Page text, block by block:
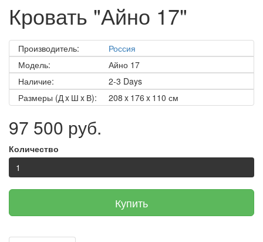
Кровать "Айно 17"
Производитель:
Россия
Модель:
Айно 17
Наличие:
2-3 Days
Размеры (Д x Ш x В):
208 x 176 x 110 см
97 500 руб.
Количество
Купить